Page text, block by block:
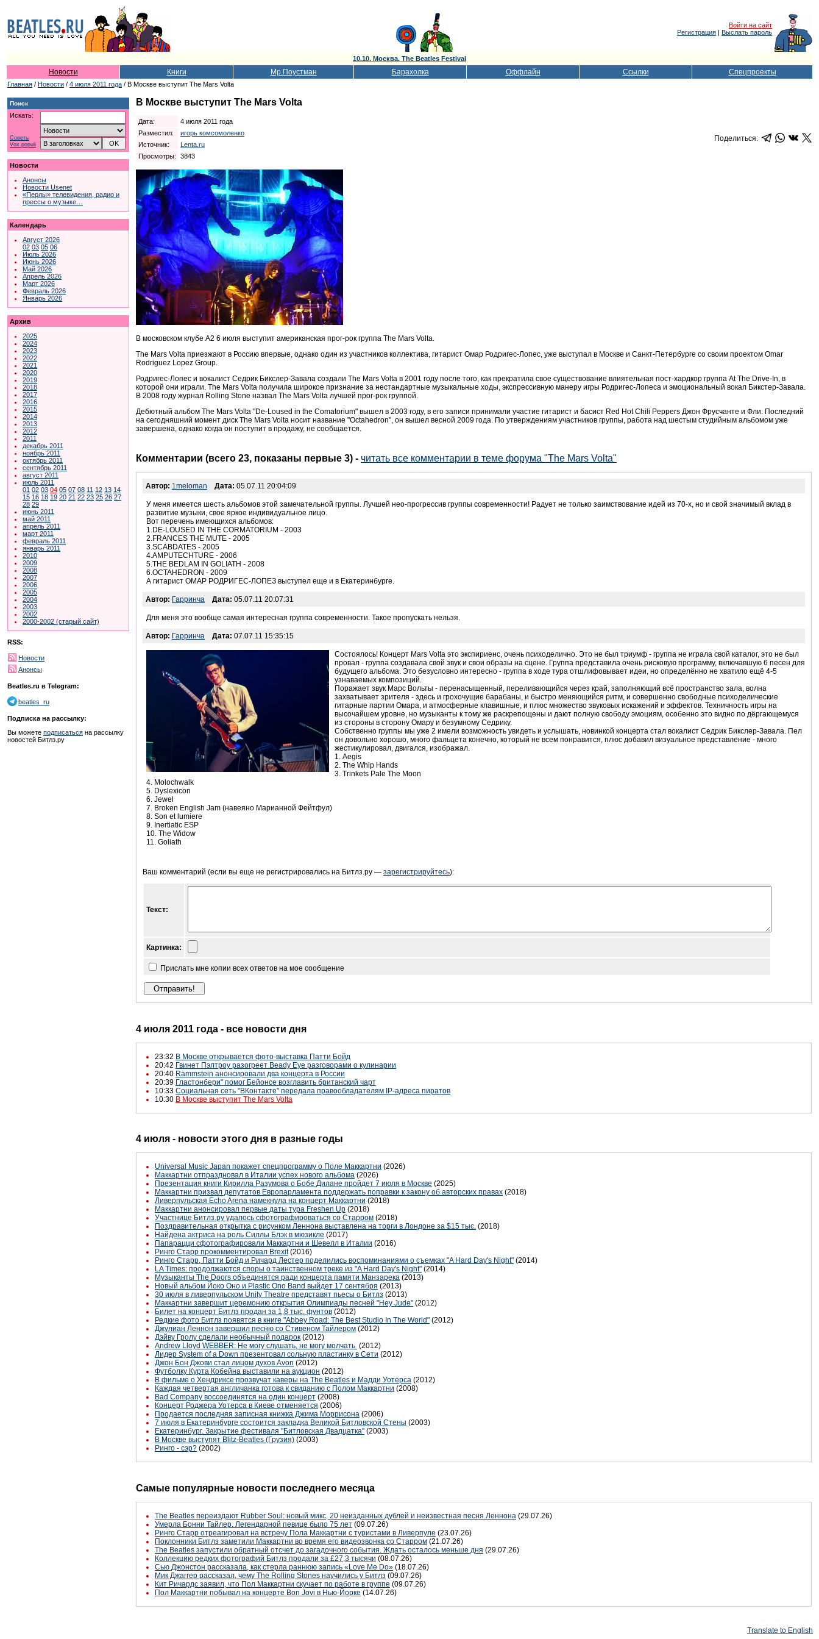
Войти на сайт
Регистрация | Выслать пароль
10.10. Москва. The Beatles Festival
Новости Книги Мр.Поустман Барахолка Оффлайн Ссылки Спецпроекты
Главная / Новости / 4 июля 2011 года / В Москве выступит The Mars Volta
Поиск
Искать:
Советы
Vox populi
Новости
Анонсы
Новости Usenet
«Перлы» телевидения, радио и
прессы о музыке…
Календарь
Август 2026
02 03 05 06
Июль 2026
Июнь 2026
Май 2026
Апрель 2026
Март 2026
Февраль 2026
Январь 2026
Архив
2025
2024
2023
2022
2021
2020
2019
2018
2017
2016
2015
2014
2013
2012
2011
декабрь 2011
ноябрь 2011
октябрь 2011
сентябрь 2011
август 2011
июль 2011
01 02 03 04 05 07 08 11 12 13 14
15 16 18 19 20 21 22 23 25 26 27
28 29
июнь 2011
май 2011
апрель 2011
март 2011
февраль 2011
январь 2011
2010
2009
2008
2007
2006
2005
2004
2003
2002
2000-2002 (старый сайт)
RSS:
Новости
Анонсы
Beatles.ru в Telegram:
beatles_ru
Подписка на рассылку:
Вы можете подписаться на рассылку
новостей Битлз.ру
В Москве выступит The Mars Volta
Дата:
4 июля 2011 года
Разместил:
игорь комсомоленко
Источник:
Lenta.ru
Просмотры:
3843
Поделиться:
В московском клубе A2 6 июля выступит американская прог-рок группа The Mars Volta.
The Mars Volta приезжают в Россию впервые, однако один из участников коллектива, гитарист Омар Родригес-Лопес, уже выступал в Москве и Санкт-Петербурге со своим проектом Omar
Rodriguez Lopez Group.
Родригес-Лопес и вокалист Седрик Бикслер-Завала создали The Mars Volta в 2001 году после того, как прекратила свое существование влиятельная пост-хардкор группа At The Drive-In, в
которой они играли. The Mars Volta получила широкое признание за нестандартные музыкальные ходы, экспрессивную манеру игры Родригес-Лопеса и эмоциональный вокал Бикстер-Завала.
В 2008 году журнал Rolling Stone назвал The Mars Volta лучшей прог-рок группой.
Дебютный альбом The Mars Volta "De-Loused in the Comatorium" вышел в 2003 году, в его записи принимали участие гитарист и басист Red Hot Chili Peppers Джон Фрусчанте и Фли. Последний
на сегодняшний момент диск The Mars Volta носит название "Octahedron", он вышел весной 2009 года. По утверждениям участников группы, работа над шестым студийным альбомом уже
завершена, однако когда он поступит в продажу, не сообщается.
Комментарии (всего 23, показаны первые 3) - читать все комментарии в теме форума "The Mars Volta"
Автор: 1meloman Дата: 05.07.11 20:04:09
У меня имеется шесть альбомов этой замечательной группы. Лучшей нео-прогрессив группы современности! Радует не только заимствование идей из 70-х, но и свой значимый вклад в
развитие музыки, свое яркое индивидуальное лицо.
Вот перечень имеющихся альбомов:
1.DE-LOUSED IN THE CORMATORIUM - 2003
2.FRANCES THE MUTE - 2005
3.SCABDATES - 2005
4.AMPUTECHTURE - 2006
5.THE BEDLAM IN GOLIATH - 2008
6.OCTAHEDRON - 2009
А гитарист ОМАР РОДРИГЕС-ЛОПЕЗ выступел еще и в Екатеринбурге.
Автор: Гарринча Дата: 05.07.11 20:07:31
Для меня это вообще самая интересная группа современности. Такое пропускать нельзя.
Автор: Гарринча Дата: 07.07.11 15:35:15
Состоялось! Концерт Mars Volta это экспириенс, очень психоделично. Это не был триумф - группа не играла свой каталог, это не был
провал - группа создавала свой звук и свои образы на сцене. Группа представила очень рисковую программу, включавшую 6 песен для
будущего альбома. Это безусловно интересно - группа в ходе тура отшлифовывает идеи, но определённо не хватило ещё 4-5
узнаваемых композиций.
Поражает звук Марс Вольты - перенасыщенный, переливающийся через край, заполняющий всё пространство зала, волна
захватывает зрителя - здесь и грохочущие барабаны, и быстро меняющийся ритм, и совершенно свободные психоделические
гитарные партии Омара, и атмосферные клавишные, и плюс множество звуковых искажений и эффектов. Техничность игры на
высочайшем уровне, но музыканты к тому же раскрепощены и дают полную свободу эмоциям, особенно это видно по дёргающемуся
из стороны в сторону Омару и безумному Седрику.
Собственно группы мы уже 2 имели возможность увидеть и услышать, новинкой концерта стал вокалист Седрик Бикслер-Завала. Пел
он довольно хорошо, много фальцета конечно, который не всем понравится, плюс добавил визуальное представление - много
жестикулировал, двигался, изображал.
1. Aegis
2. The Whip Hands
3. Trinkets Pale The Moon
4. Molochwalk
5. Dyslexicon
6. Jewel
7. Broken English Jam (навеяно Марианной Фейтфул)
8. Son et lumiere
9. Inertiatic ESP
10. The Widow
11. Goliath
Ваш комментарий (если вы еще не регистрировались на Битлз.ру — зарегистрируйтесь):
Текст:
Картинка:
Прислать мне копии всех ответов на мое сообщение
4 июля 2011 года - все новости дня
23:32 В Москве открывается фото-выставка Патти Бойд
20:42 Гвинет Пэлтроу разогреет Beady Eye разговорами о кулинарии
20:40 Rammstein анонсировали два концерта в России
20:39 Гластонбери" помог Бейонсе возглавить британский чарт
10:33 Социальная сеть "ВКонтакте" передала правообладателям IP-адреса пиратов
10:30 В Москве выступит The Mars Volta
4 июля - новости этого дня в разные годы
Universal Music Japan покажет спецпрограмму о Поле Маккартни (2026)
Маккартни отпраздновал в Италии успех нового альбома (2026)
Презентация книги Кирилла Разумова о Бобе Дилане пройдет 7 июля в Москве (2025)
Маккартни призвал депутатов Европарламента поддержать поправки к закону об авторских правах (2018)
Ливерпульская Echo Arena намекнула на концерт Маккартни (2018)
Маккартни анонсировал первые даты тура Freshen Up (2018)
Участнице Битлз.ру удалось сфотографироваться со Старром (2018)
Поздравительная открытка с рисунком Леннона выставлена на торги в Лондоне за $15 тыс. (2018)
Найдена актриса на роль Силлы Блэк в мюзикле (2017)
Папарацци сфотографировали Маккартни и Шевелл в Италии (2016)
Ринго Старр прокомментировал Brexit (2016)
Ринго Старр, Патти Бойд и Ричард Лестер поделились воспоминаниями о съемках "A Hard Day's Night" (2014)
LA Times: продолжаются споры о таинственном треке из "A Hard Day's Night" (2014)
Музыканты The Doors объединятся ради концерта памяти Манзарека (2013)
Новый альбом Йоко Оно и Plastic Ono Band выйдет 17 сентября (2013)
30 июля в ливерпульском Unity Theatre представят пьесы о Битлз (2013)
Маккартни завершит церемонию открытия Олимпиады песней "Hey Jude" (2012)
Билет на концерт Битлз продан за 1,8 тыс. фунтов (2012)
Редкие фото Битлз появятся в книге "Abbey Road: The Best Studio In The World" (2012)
Джулиан Леннон завершил песню со Стивеном Тайлером (2012)
Дэйву Гролу сделали необычный подарок (2012)
Andrew Lloyd WEBBER: Не могу слушать, не могу молчать (2012)
Лидер System of a Down презентовал сольную пластинку в Сети (2012)
Джон Бон Джови стал лицом духов Avon (2012)
Футболку Курта Кобейна выставили на аукцион (2012)
В фильме о Хендриксе прозвучат каверы на The Beatles и Мадди Уотерса (2012)
Каждая четвертая англичанка готова к свиданию с Полом Маккартни (2008)
Bad Company воссоединятся на один концерт (2008)
Концерт Роджера Уотерса в Киеве отменяется (2006)
Продается последняя записная книжка Джима Моррисона (2006)
7 июля в Екатеринбурге состоится закладка Великой Битловской Стены (2003)
Екатеринбург. Закрытие фестиваля "Битловская Двадцатка" (2003)
В Москве выступят Blitz-Beatles (Грузия) (2003)
Ринго - сэр? (2002)
Самые популярные новости последнего месяца
The Beatles переиздают Rubber Soul: новый микс, 20 неизданных дублей и неизвестная песня Леннона (29.07.26)
Умерла Бонни Тайлер. Легендарной певице было 75 лет (09.07.26)
Ринго Старр отреагировал на встречу Пола Маккартни с туристами в Ливерпуле (23.07.26)
Поклонники Битлз заметили Маккартни во время его видеозвонка со Старром (21.07.26)
The Beatles запустили обратный отсчет до загадочного события. Ждать осталось меньше дня (29.07.26)
Коллекцию редких фотографий Битлз продали за £27,3 тысячи (08.07.26)
Сью Джонстон рассказала, как стерла раннюю запись «Love Me Do» (18.07.26)
Мик Джаггер рассказал, чему The Rolling Stones научились у Битлз (09.07.26)
Кит Ричардс заявил, что Пол Маккартни скучает по работе в группе (09.07.26)
Пол Маккартни побывал на концерте Bon Jovi в Нью-Йорке (14.07.26)
Translate to English